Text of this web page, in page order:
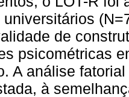
universitários
de
psicométricas
A análise
à